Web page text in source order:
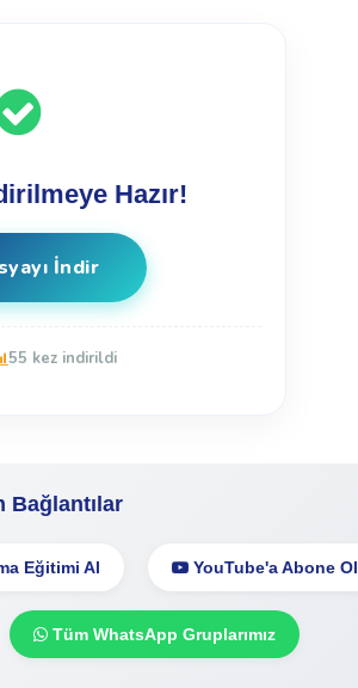
Hazır!
İndir
55 kez indirildi
Bağlantılar
Eğitimi Al YouTube'a Abone Ol
Tüm WhatsApp Gruplarımız